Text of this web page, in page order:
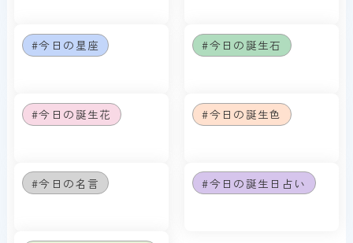
#今日の星座 #今日の誕生石
#今日の誕生花 #今日の誕生色
#今日の名言 #今日の誕生日占い